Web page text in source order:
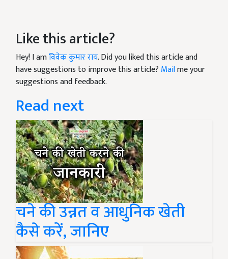
Like this article?
Hey! I amविवेक कुमार राय. Did you liked this article and
have suggestions to improve this article? Mailme your
suggestions and feedback.
Read next
चने की उन्नत व आधुनिक खेती
कैसे करें, जानिए